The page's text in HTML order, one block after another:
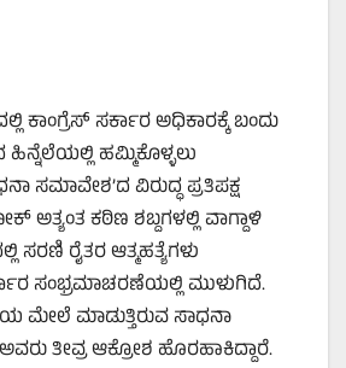
ಕಾಂಗ್ರೆಸ್ ಸರ್ಕಾರ ಅಧಿಕಾರಕ್ಕೆ ಬಂದು
ಹಮ್ಮಿಕೊಳ್ಳಲು
ಸಮಾವೇಶ’ದ ವಿರುದ್ಧ ಪ್ರತಿಪಕ್ಷ
ಕಠಿಣ ಶಬ್ದಗಳಲ್ಲಿ ವಾಗ್ದಾಳಿ
ಸರಣಿ ರೈತರ ಆತ್ಮಹತ್ಯೆಗಳು
ಸಂಭ್ರಮಾಚರಣೆಯಲ್ಲಿ ಮುಳುಗಿದೆ.
ಮೇಲೆ ಮಾಡುತ್ತಿರುವ ಸಾಧನಾ
ತೀವ್ರ ಆಕ್ರೋಶ ಹೊರಹಾಕಿದ್ದಾರೆ.